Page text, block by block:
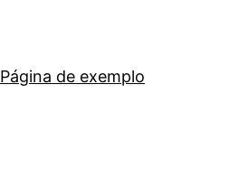
Página de exemplo